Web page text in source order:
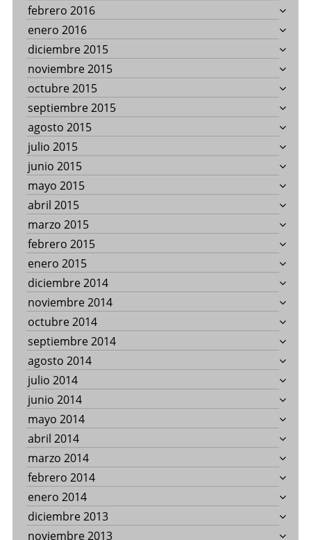
febrero 2016
enero 2016
diciembre 2015
noviembre 2015
octubre 2015
septiembre 2015
agosto 2015
julio 2015
junio 2015
mayo 2015
abril 2015
marzo 2015
febrero 2015
enero 2015
diciembre 2014
noviembre 2014
octubre 2014
septiembre 2014
agosto 2014
julio 2014
junio 2014
mayo 2014
abril 2014
marzo 2014
febrero 2014
enero 2014
diciembre 2013
noviembre 2013